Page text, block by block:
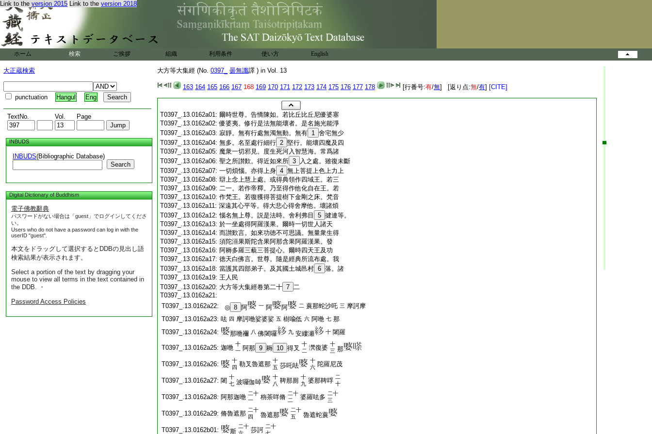
Link to the version 2015 Link to the version 2018
ホーム 検索 ご挨拶 組織 利用条件 使い方 English
大正蔵検索
punctuation Hangul Eng
TextNo. Vol. Page
INBUDS
INBUDS(Bibliographic Database)
Search
Digital Dictionary of Buddhism
電子佛教辭典
パスワードがない場合は「guest」でログインしてくださ
い。
Users who do not have a password can log in with the
userID "guest".
本文をドラッグして選択するとDDBの見出し語
検索結果が表示されます。
Select a portion of the text by dragging your
mouse to view all terms in the text contained in
the DDB. ・
Password Access Policies
大方等大集經 (No. 0397_ 曇無讖譯 ) in Vol. 13
163 164 165 166 167 168 169 170 171 172 173 174 175 176 177 178 [行番号:有/無] [返り点:無/有] [CITE]
T0397_.13.0162a01: 爾時世尊。告憍陳如。若比丘比丘尼優婆塞
T0397_.13.0162a02:優婆夷。修行是法無能壞者。是名施光能淨
T0397_.13.0162a03: 寂靜。無有行處無濁無動。無有 1 舍宅無少
T0397_.13.0162a04: 無多。名至處行細行 2 堅行。能壞四魔及四
T0397_.13.0162a05: 魔衆一切邪見。度生死河入智慧海。常爲諸
T0397_.13.0162a06: 聖之所讃歎。得近如來所 3
入之處。雖復未斷
T0397_.13.0162a07: 一切煩惱。亦得上身 4 無上菩提上色上力上
T0397_.13.0162a08: 辯上念上慧上處。或得典領作四域王。若三
T0397_.13.0162a09: 二一。若作帝釋。乃至得作他化自在王。若
T0397_.13.0162a10: 作梵王。若復獲得菩提樹下金剛之床。梵音
T0397_.13.0162a11: 深遠其心平等。得大悲心得舍摩他。壞諸煩
T0397_.13.0162a12:惱名無上尊。説是法時。舍利弗目 5 揵連等。
T0397_.13.0162a13: 於一坐處得阿羅漢果。爾時一切世人諸天
T0397_.13.0162a14: 而讃歎言。如來功徳不可思議。無量衆生得
T0397_.13.0162a15: 須陀洹果斯陀含果阿那含果阿羅漢果。發
T0397_.13.0162a16: 阿耨多羅三藐三菩提心。爾時四天王及功
T0397_.13.0162a17: 徳天白佛言。世尊。隨是經典所流布處。我
T0397_.13.0162a18: 當護其四部弟子。及其國土城邑村 6 落。諸
T0397_.13.0162a19: 王人民
T0397_.13.0162a20: 大方等大集經卷第二十 7 二
T0397_.13.0162a21:
T0397_.13.0162a22:
◎ 8 阿 一 阿 阿 二 蘘那蛇沙吒 三 摩訶摩
T0397_.13.0162a23: 呿 四 摩訶咃娑婆娑 五 樹喩低 六 阿咃 七 那
T0397_.13.0162a24:
那咃禰 八 佛闍囉 九 安縷瀬 十 闍羅
T0397_.13.0162a25: 迦咃 十
一 阿那 9 耨 10 得叉
十
二 滼復婆 十
三 那
T0397_.13.0162a26:
十
四 勒叉魯遮那 十
五 莎吒呿
十
六 陀羅尼茂
T0397_.13.0162a27: 闍 十
七 波囉伽啅
十
八 鞞那厠 十
九 婆那鞞哹 二
十
T0397_.13.0162a28: 阿那迦咃 二十
一
栴茶咩脩 二十
二
婆羅呿多 二十
三
T0397_.13.0162a29: 脩魯遮那 二十
四
魯遮那
二十
五
魯遮蛇蘘
T0397_.13.0162b01: 斯
二十 莎訶 二十